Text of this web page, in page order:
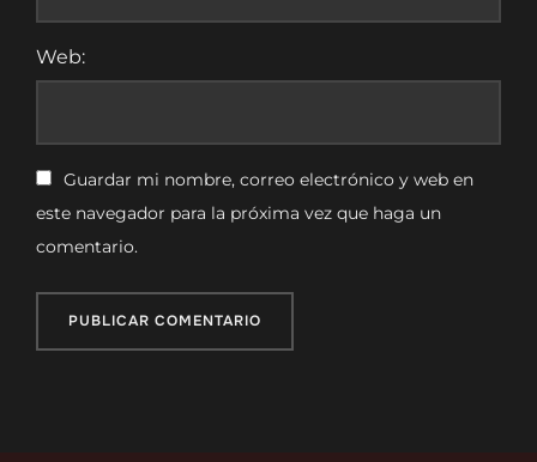
Web:
Guardar mi nombre, correo electrónico y web en
este navegador para la próxima vez que haga un
comentario.